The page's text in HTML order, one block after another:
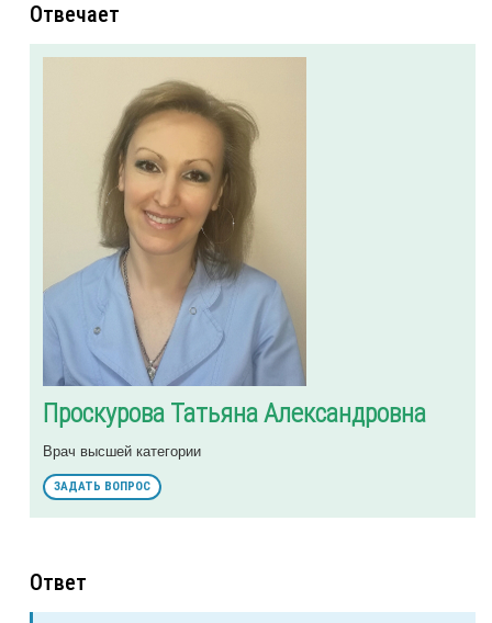
Отвечает
Проскурова Татьяна Александровна
Врач высшей категории
ЗАДАТЬ ВОПРОС
Ответ